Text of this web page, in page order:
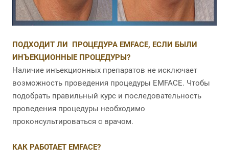
ПОДХОДИТ ЛИ ПРОЦЕДУРА EMFACE, ЕСЛИ БЫЛИ
ИНЪЕКЦИОННЫЕ ПРОЦЕДУРЫ?
Наличие инъекционных препаратов не исключает
возможность проведения процедуры EMFACE. Чтобы
подобрать правильный курс и последовательность
проведения процедуры необходимо
проконсультироваться с врачом.
КАК РАБОТАЕТ EMFACE?